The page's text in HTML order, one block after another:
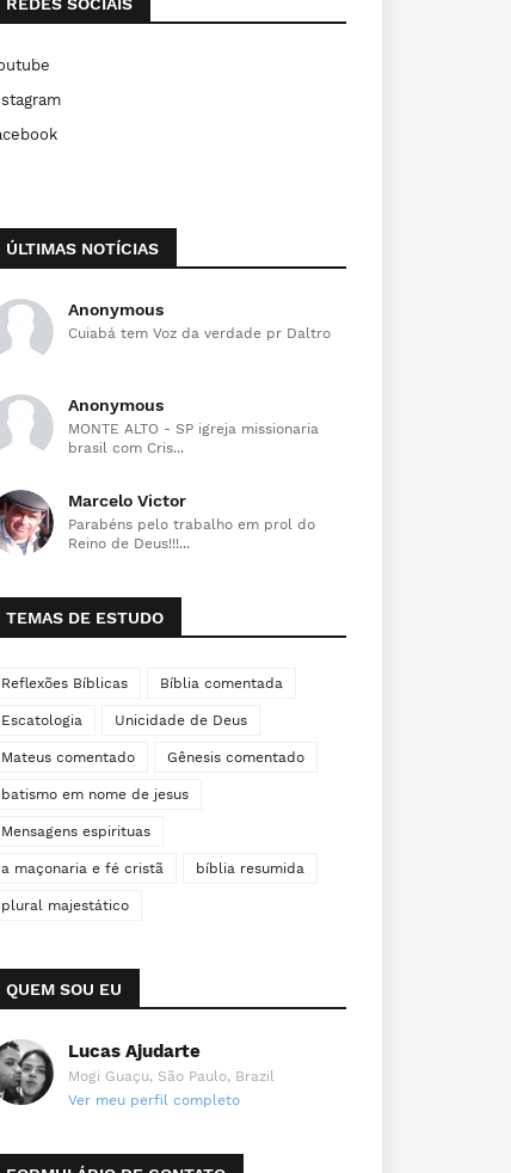
ÚLTIMAS NOTÍCIAS
Anonymous
Cuiabá tem Voz da verdade pr Daltro
Anonymous
MONTE ALTO - SP igreja missionaria
brasil com Cris...
Marcelo Victor
Parabéns pelo trabalho em prol do
Reino de Deus!!!...
TEMAS DE ESTUDO
Reflexões Bíblicas Bíblia comentada
Escatologia Unicidade de Deus
Mateus comentado Gênesis comentado
batismo em nome de jesus
Mensagens espirituas
a maçonaria e fé cristã bíblia resumida
plural majestático
QUEM SOU EU
Lucas Ajudarte
Mogi Guaçu, São Paulo, Brazil
Ver meu perfil completo